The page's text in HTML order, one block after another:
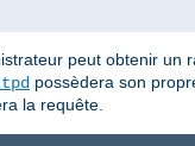
peut obtenir
possèdera son
la requête.